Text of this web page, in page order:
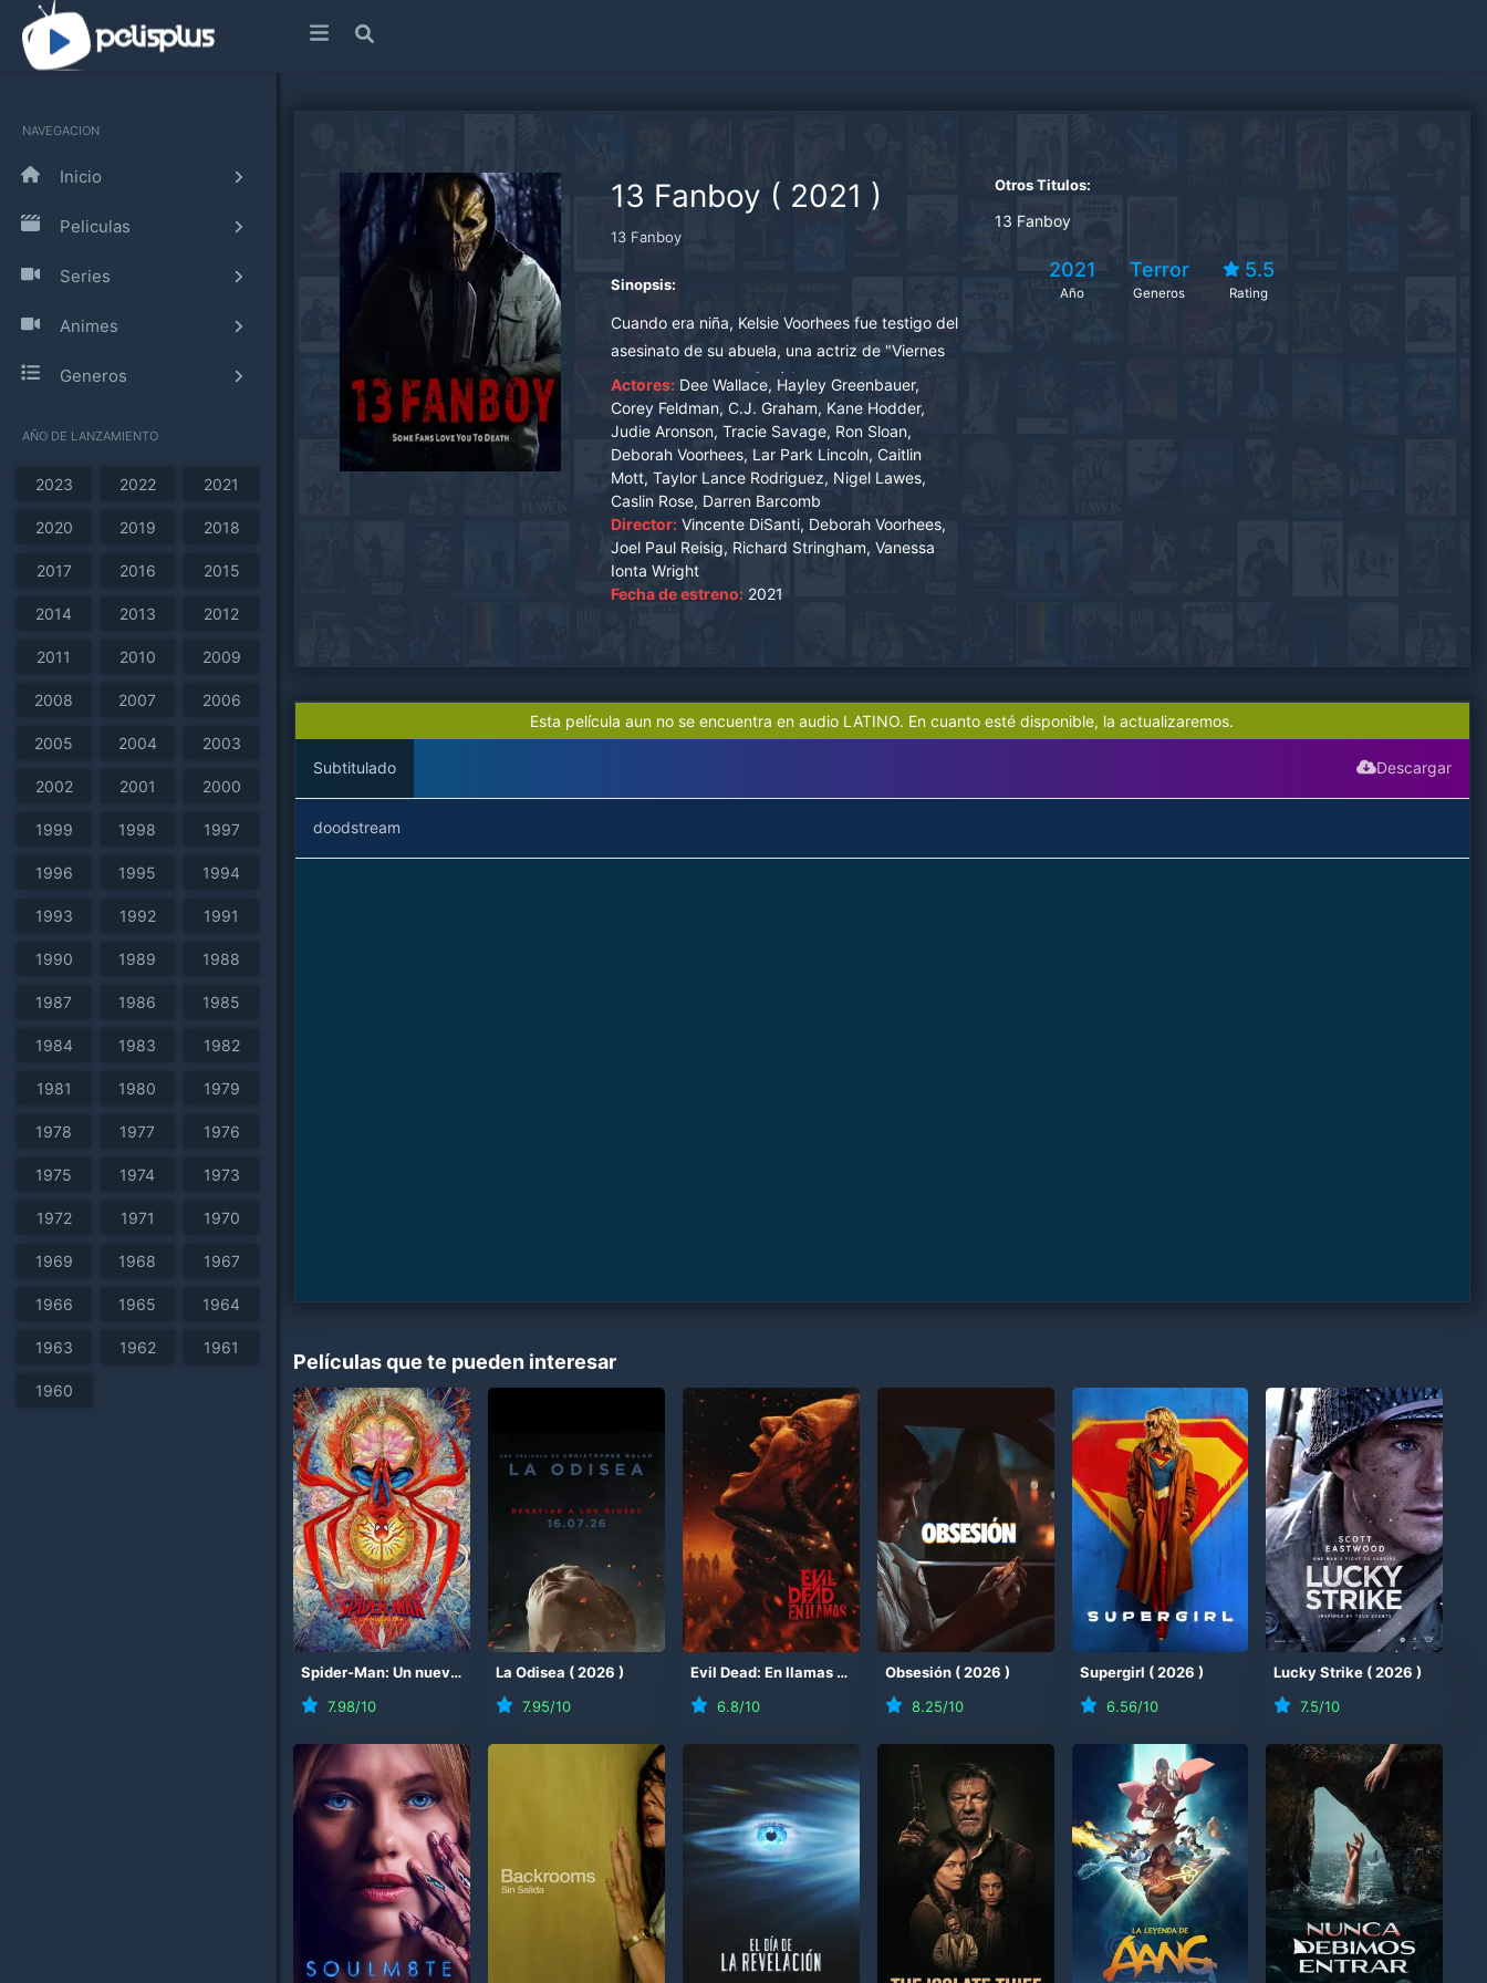
NAVEGACION
Inicio
Peliculas
Series
Animes
Generos
AÑO DE LANZAMIENTO
2023 2022 2021
2020 2019 2018
2017 2016 2015
2014 2013 2012
2011 2010 2009
2008 2007 2006
2005 2004 2003
2002 2001 2000
1999 1998 1997
1996 1995 1994
1993 1992 1991
1990 1989 1988
1987 1986 1985
1984 1983 1982
1981 1980 1979
1978 1977 1976
1975 1974 1973
1972 1971 1970
1969 1968 1967
1966 1965 1964
1963 1962 1961
1960
13 Fanboy ( 2021 )
13 Fanboy
Sinopsis:
Cuando era niña, Kelsie Voorhees fue testigo del
asesinato de su abuela, una actriz de "Viernes
13", a manos de un fanático loco. Cuando ella es
adulta, descubre que su abuela no es la única
víctima y tendrá que luchar para salvar la misma
película.
Actores: Dee Wallace, Hayley Greenbauer,
Corey Feldman, C.J. Graham, Kane Hodder,
Judie Aronson, Tracie Savage, Ron Sloan,
Deborah Voorhees, Lar Park Lincoln, Caitlin
Mott, Taylor Lance Rodriguez, Nigel Lawes,
Caslin Rose, Darren Barcomb
Director: Vincente DiSanti, Deborah Voorhees,
Joel Paul Reisig, Richard Stringham, Vanessa
Ionta Wright
Fecha de estreno: 2021
Otros Titulos:
13 Fanboy
2021
Año
Terror
Generos
5.5
Rating
Esta película aun no se encuentra en audio LATINO. En cuanto esté disponible, la actualizaremos.
Subtitulado Descargar
doodstream
Películas que te pueden interesar
Spider-Man: Un nuevo día (2026)
7.98/10
La Odisea (2026 )
7.95/10
Evil Dead: En llamas (2026
)
6.8/10
Obsesión (2026 )
8.25/10
Supergirl (2026 )
6.56/10
Lucky Strike (2026 )
7.5/10